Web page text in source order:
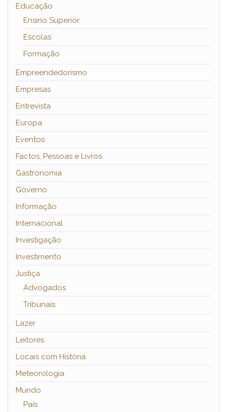
Educação
Ensino Superior
Escolas
Formação
Empreendedorismo
Empresas
Entrevista
Europa
Eventos
Factos, Pessoas e Livros
Gastronomia
Governo
Informação
Internacional
Investigação
Investimento
Justiça
Advogados
Tribunais
Lazer
Leitores
Locais com História
Meteorologia
Mundo
País